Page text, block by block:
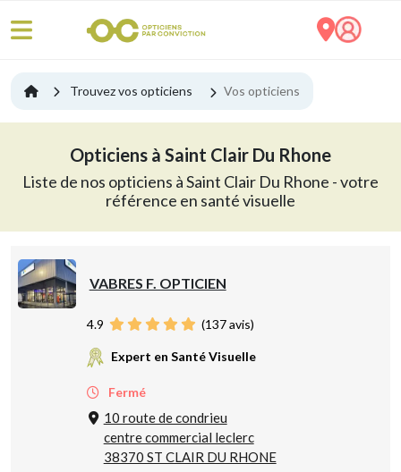
Trouvez vos opticiens Vos opticiens
Opticiens à Saint Clair Du Rhone
Liste de nos opticiens à Saint Clair Du Rhone - votre
référence en santé visuelle
VABRES F. OPTICIEN
4.9 (137avis)
Expert en Santé Visuelle
Fermé
10 route de condrieu
centre commercial leclerc
38370 ST CLAIR DU RHONE